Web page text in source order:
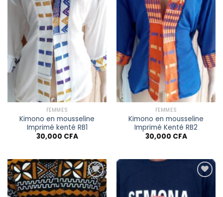
Ajouter à
la liste
de
souhaits
FEMMES
Kimono en mousseline
Imprimé kenté RB1
30,000 CFA
Ajouter à
la liste
de
souhaits
FEMMES
Kimono en mousseline
Imprimé Kenté RB2
30,000 CFA